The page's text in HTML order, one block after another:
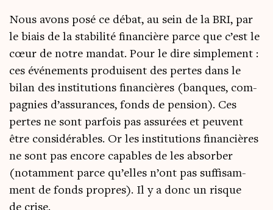
Nous avons posé ce débat, au sein de la BRI, par
le biais de la sta­bi­li­té finan­cière parce que c’est le
cœur de notre man­dat. Pour le dire sim­ple­ment :
ces évé­ne­ments pro­duisent des pertes dans le
bilan des ins­ti­tu­tions finan­cières (banques, com­
pa­gnies d’assurances, fonds de pen­sion). Ces
pertes ne sont par­fois pas assu­rées et peuvent
être consi­dé­rables. Or les ins­ti­tu­tions finan­cières
ne sont pas encore capables de les absor­ber
(notam­ment parce qu’elles n’ont pas suf­fi­sam­
ment de fonds propres). Il y a donc un risque